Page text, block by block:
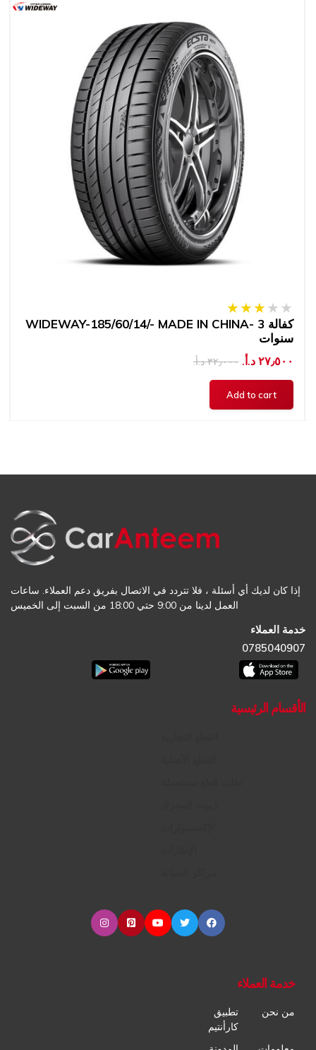
WIDEWAY-185/60/14/- MADE IN CHINA- كفالة 3
سنوات
٣٢٫٠٠٠ د.أ.‏ ٢٧٫٥٠٠ د.أ.‏
إذا كان لديك أي أسئلة ، فلا تتردد في الاتصال بفريق دعم العملاء. ساعات
العمل لدينا من 9:00 حتي 18:00 من السبت إلى الخميس
خدمة العملاء
0785040907
الأقسام الرئيسية
خدمة العملاء
من نحن
تطبيق
كارأنتيم